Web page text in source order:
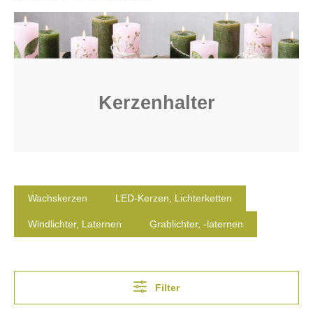
Kerzenhalter
Wachskerzen LED-Kerzen, Lichterketten
Windlichter, Laternen Grablichter, -laternen
Filter